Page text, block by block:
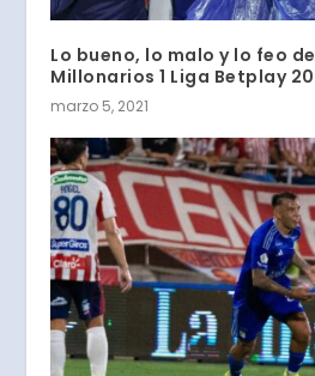
Lo bueno, lo malo y lo feo
Millonarios 1 Liga Betplay
marzo 5, 2021